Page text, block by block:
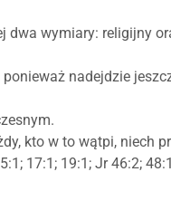
wymiary: religijny
nadejdzie
kto w to wątpi, niech
17:1; 19:1; Jr 46:2;